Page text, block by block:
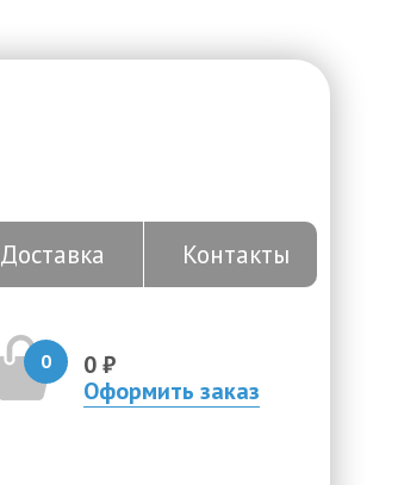
Доставка Контакты
0
0 ₽
Оформить заказ